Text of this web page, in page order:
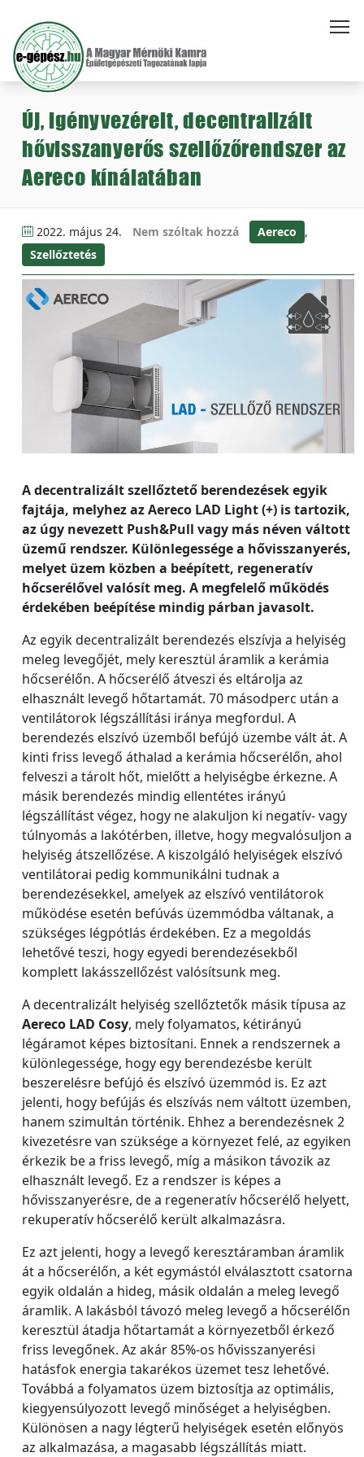
Új, igényvezérelt, decentralizált
hővisszanyerős szellőzőrendszer az
Aereco kínálatában
2022. május 24. Nem szóltak hozzá Aereco
,
Szellőztetés
A decentralizált szellőztető berendezések egyik
fajtája, melyhez az Aereco LAD Light (+) is tartozik,
az úgy nevezett Push&Pull vagy más néven váltott
üzemű rendszer. Különlegessége a hővisszanyerés,
melyet üzem közben a beépített, regeneratív
hőcserélővel valósít meg. A megfelelő működés
érdekében beépítése mindig párban javasolt.
Az egyik decentralizált berendezés elszívja a helyiség
meleg levegőjét, mely keresztül áramlik a kerámia
hőcserélőn. A hőcserélő átveszi és eltárolja az
elhasznált levegő hőtartamát. 70 másodperc után a
ventilátorok légszállítási iránya megfordul. A
berendezés elszívó üzemből befújó üzembe vált át. A
kinti friss levegő áthalad a kerámia hőcserélőn, ahol
felveszi a tárolt hőt, mielőtt a helyiségbe érkezne. A
másik berendezés mindig ellentétes irányú
légszállítást végez, hogy ne alakuljon ki negatív- vagy
túlnyomás a lakótérben, illetve, hogy megvalósuljon a
helyiség átszellőzése. A kiszolgáló helyiségek elszívó
ventilátorai pedig kommunikálni tudnak a
berendezésekkel, amelyek az elszívó ventilátorok
működése esetén befúvás üzemmódba váltanak, a
szükséges légpótlás érdekében. Ez a megoldás
lehetővé teszi, hogy egyedi berendezésekből
komplett lakásszellőzést valósítsunk meg.
A decentralizált helyiség szellőztetők másik típusa az
Aereco LAD Cosy, mely folyamatos, kétirányú
légáramot képes biztosítani. Ennek a rendszernek a
különlegessége, hogy egy berendezésbe került
beszerelésre befújó és elszívó üzemmód is. Ez azt
jelenti, hogy befújás és elszívás nem váltott üzemben,
hanem szimultán történik. Ehhez a berendezésnek 2
kivezetésre van szüksége a környezet felé, az egyiken
érkezik be a friss levegő, míg a másikon távozik az
elhasznált levegő. Ez a rendszer is képes a
hővisszanyerésre, de a regeneratív hőcserélő helyett,
rekuperatív hőcserélő került alkalmazásra.
Ez azt jelenti, hogy a levegő keresztáramban áramlik
át a hőcserélőn, a két egymástól elválasztott csatorna
egyik oldalán a hideg, másik oldalán a meleg levegő
áramlik. A lakásból távozó meleg levegő a hőcserélőn
keresztül átadja hőtartamát a környezetből érkező
friss levegőnek. Az akár 85%-os hővisszanyerési
hatásfok energia takarékos üzemet tesz lehetővé.
Továbbá a folyamatos üzem biztosítja az optimális,
kiegyensúlyozott levegő minőséget a helyiségben.
Különösen a nagy légterű helyiségek esetén előnyös
az alkalmazása, a magasabb légszállítás miatt.